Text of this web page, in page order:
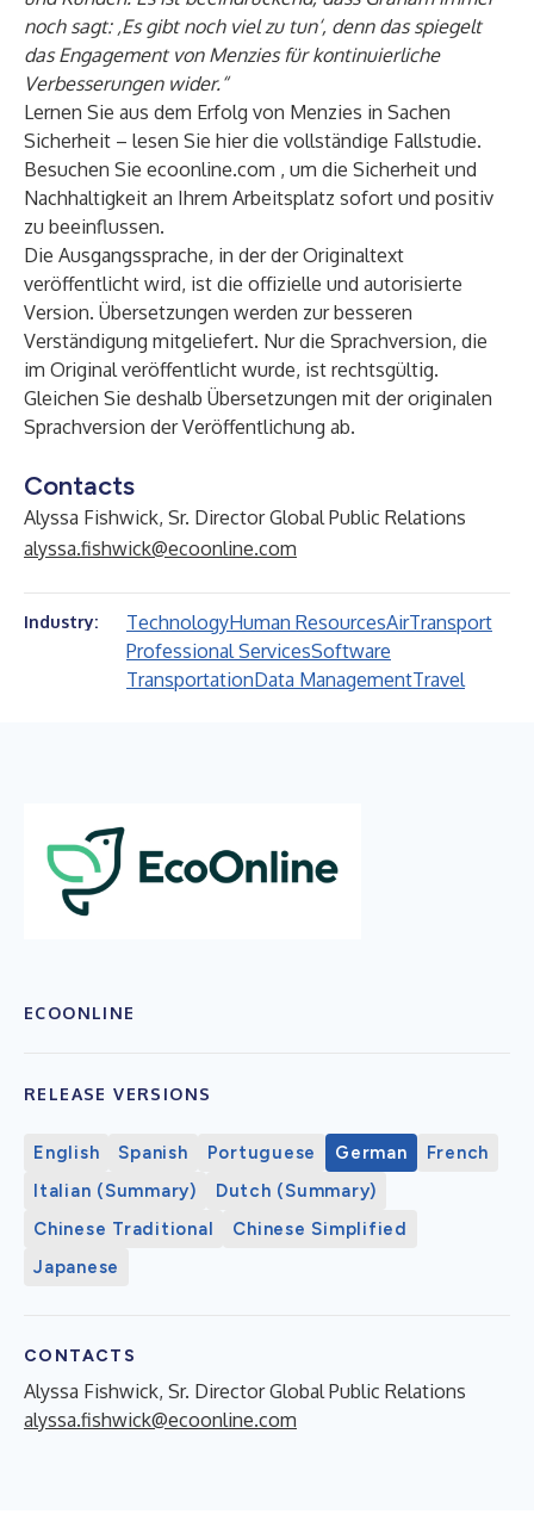
noch sagt: ‚Es gibt noch viel zu tun‘, denn das spiegelt
das Engagement von Menzies für kontinuierliche
Verbesserungen wider.“
Lernen Sie aus dem Erfolg von Menzies in Sachen
Sicherheit – lesen Sie hier die vollständige Fallstudie.
Besuchen Sie ecoonline.com , um die Sicherheit und
Nachhaltigkeit an Ihrem Arbeitsplatz sofort und positiv
zu beeinflussen.
Die Ausgangssprache, in der der Originaltext
veröffentlicht wird, ist die offizielle und autorisierte
Version. Übersetzungen werden zur besseren
Verständigung mitgeliefert. Nur die Sprachversion, die
im Original veröffentlicht wurde, ist rechtsgültig.
Gleichen Sie deshalb Übersetzungen mit der originalen
Sprachversion der Veröffentlichung ab.
Contacts
Alyssa Fishwick, Sr. Director Global Public Relations
alyssa.fishwick@ecoonline.com
Industry: TechnologyHuman ResourcesAirTransport
Professional ServicesSoftware
TransportationData ManagementTravel
ECOONLINE
RELEASE VERSIONS
English Spanish Portuguese German
French
Italian (Summary)
Dutch (Summary)
Chinese Traditional
Chinese Simplified
Japanese
CONTACTS
Alyssa Fishwick, Sr. Director Global Public Relations
alyssa.fishwick@ecoonline.com